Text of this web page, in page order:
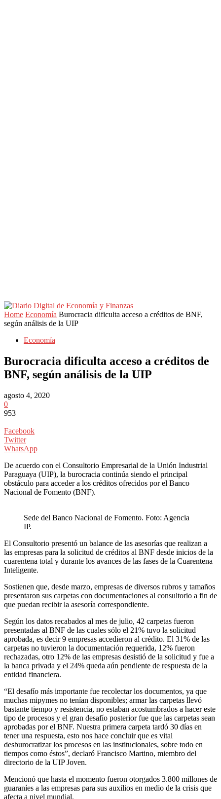
Home Economía Burocracia dificulta acceso a créditos de BNF,
según análisis de la UIP
Economía
Burocracia dificulta acceso a créditos de
BNF, según análisis de la UIP
agosto 4, 2020
0
953
Facebook
Twitter
WhatsApp
De acuerdo con el Consultorio Empresarial de la Unión Industrial
Paraguaya (UIP), la burocracia continúa siendo el principal
obstáculo para acceder a los créditos ofrecidos por el Banco
Nacional de Fomento (BNF).
Sede del Banco Nacional de Fomento. Foto: Agencia
IP.
El Consultorio presentó un balance de las asesorías que realizan a
las empresas para la solicitud de créditos al BNF desde inicios de la
cuarentena total y durante los avances de las fases de la Cuarentena
Inteligente.
Sostienen que, desde marzo, empresas de diversos rubros y tamaños
presentaron sus carpetas con documentaciones al consultorio a fin de
que puedan recibir la asesoría correspondiente.
Según los datos recabados al mes de julio, 42 carpetas fueron
presentadas al BNF de las cuales sólo el 21% tuvo la solicitud
aprobada, es decir 9 empresas accedieron al crédito. El 31% de las
carpetas no tuvieron la documentación requerida, 12% fueron
rechazadas, otro 12% de las empresas desistió de la solicitud y fue a
la banca privada y el 24% queda aún pendiente de respuesta de la
entidad financiera.
“El desafío más importante fue recolectar los documentos, ya que
muchas mipymes no tenían disponibles; armar las carpetas llevó
bastante tiempo y resistencia, no estaban acostumbrados a hacer este
tipo de procesos y el gran desafío posterior fue que las carpetas sean
aprobadas por el BNF. Nuestra primera carpeta tardó 30 días en
tener una respuesta, esto nos hace concluir que es vital
desburocratizar los procesos en las institucionales, sobre todo en
tiempos como éstos”, declaró Francisco Martino, miembro del
directorio de la UIP Joven.
Mencionó que hasta el momento fueron otorgados 3.800 millones de
guaraníes a las empresas para sus auxilios en medio de la crisis que
afecta a nivel mundial.